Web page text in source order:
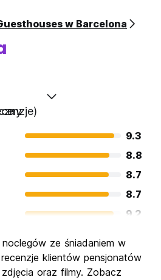
w Barcelona
9.3
8.8
8.7
8.7
9.2
9.4
ze śniadaniem w
klientów pensjonatów
oraz filmy. Zobacz